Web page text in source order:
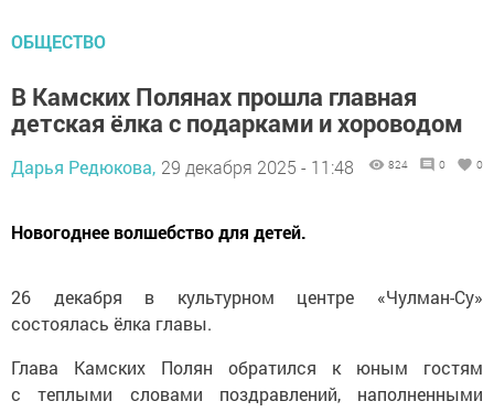
ОБЩЕСТВО
В Камских Полянах прошла главная
детская ёлка с подарками и хороводом
Дарья Редюкова, 29 декабря 2025 - 11:48 824 0 0
Новогоднее волшебство для детей.
26 декабря в культурном центре «Чулман-Су»
состоялась ёлка главы.
Глава Камских Полян обратился к юным гостям
с теплыми словами поздравлений, наполненными